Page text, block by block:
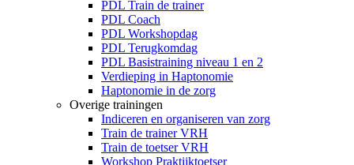
PDL Train de trainer
PDL Coach
PDL Workshopdag
PDL Terugkomdag
PDL Basistraining niveau 1 en 2
Verdieping in Haptonomie
Haptonomie in de zorg
Overige trainingen
Indiceren en organiseren van zorg
Train de trainer VRH
Train de toetser VRH
Workshop Praktijktoetser